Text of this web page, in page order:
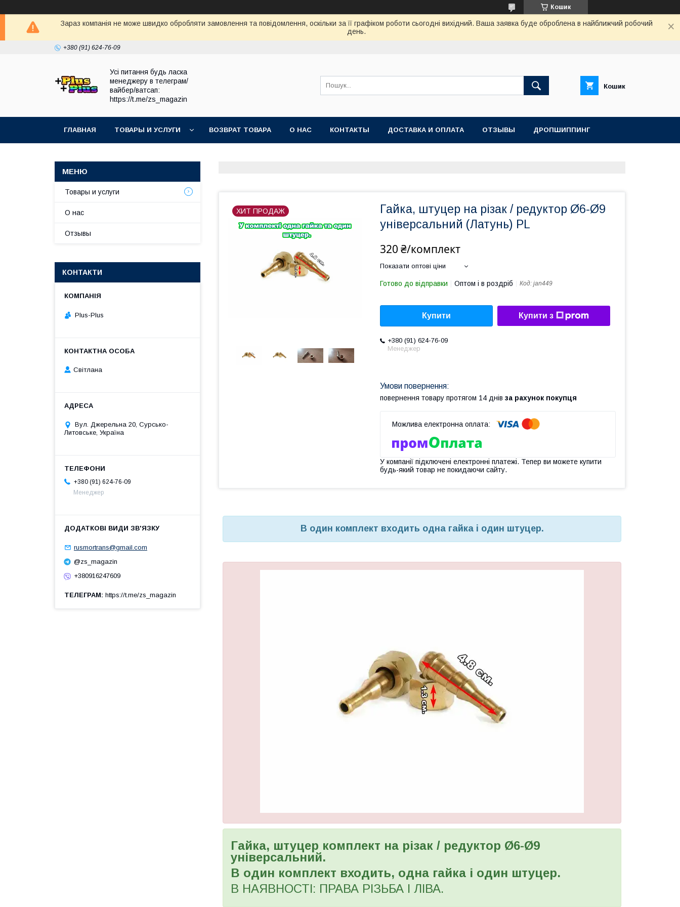
Кошик
Зараз компанія не може швидко обробляти замовлення та повідомлення, оскільки за її графіком роботи сьогодні вихідний. Ваша заявка буде оброблена в найближчий робочий
день.
+380 (91) 624-76-09
Усі питання будь ласка
менеджеру в телеграм/
вайбер/ватсап:
https://t.me/zs_magazin
Кошик
ГЛАВНАЯ ТОВАРЫ И УСЛУГИ ВОЗВРАТ ТОВАРА О НАС КОНТАКТЫ ДОСТАВКА И ОПЛАТА ОТЗЫВЫ ДРОПШИППИНГ
ХИТ ПРОДАЖ
Гайка, штуцер на різак / редуктор Ø6-Ø9
універсальний (Латунь) PL
320 ₴/комплект
Показати оптові ціни
Готово до відправки Оптом і в роздріб Код: jan449
Купити Купити з
+380 (91) 624-76-09
Менеджер
повернення товару протягом 14 днів за рахунок покупця
У компанії підключені електронні платежі. Тепер ви можете купити
будь-який товар не покидаючи сайту.
В один комплект входить одна гайка і один штуцер.
Гайка, штуцер комплект на різак / редуктор Ø6-Ø9
універсальний.
В один комплект входить, одна гайка і один штуцер.
В НАЯВНОСТІ: ПРАВА РІЗЬБА І ЛІВА.
Товары и услуги
О нас
Отзывы
КОНТАКТИ
Plus-Plus
Світлана
Вул. Джерельна 20, Сурсько-
Литовське, Україна
+380 (91) 624-76-09
Менеджер
rusmortrans@gmail.com
@zs_magazin
+380916247609
ТЕЛЕГРАМ https://t.me/zs_magazin